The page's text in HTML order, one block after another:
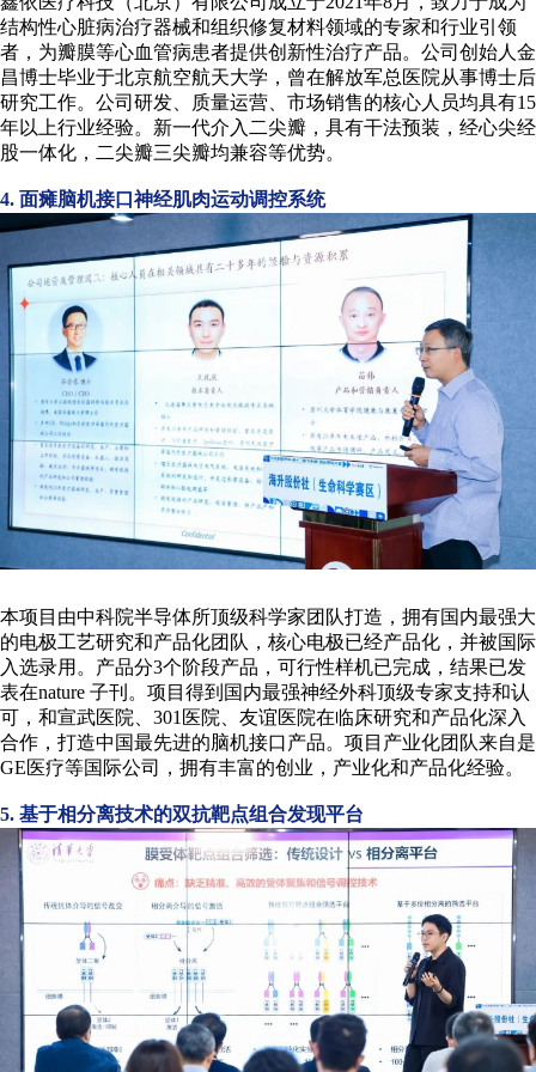
生
命
科
学
专
场
复
赛
路
演
圆
满
结
结构性心脏病治疗器械和组织修复材料领域的专家和行业引领
者，为瓣膜等心血管病患者提供创新性治疗产品。公司创始人金
昌博士毕业于北京航空航天大学，曾在解放军总医院从事博士后
研究工作。公司研发、质量运营、市场销售的核心人员均具有15
年以上行业经验。新一代介入二尖瓣，具有干法预装，经心尖经
股一体化，二尖瓣三尖瓣均兼容等优势。
4. 面瘫脑机接口神经肌肉运动调控系统
本项目由中科院半导体所顶级科学家团队打造，拥有国内最强大
的电极工艺研究和产品化团队，核心电极已经产品化，并被国际
入选录用。产品分3个阶段产品，可行性样机已完成，结果已发
表在nature 子刊。项目得到国内最强神经外科顶级专家支持和认
可，和宣武医院、301医院、友谊医院在临床研究和产品化深入
合作，打造中国最先进的脑机接口产品。项目产业化团队来自是
GE医疗等国际公司，拥有丰富的创业，产业化和产品化经验。
5. 基于相分离技术的双抗靶点组合发现平台